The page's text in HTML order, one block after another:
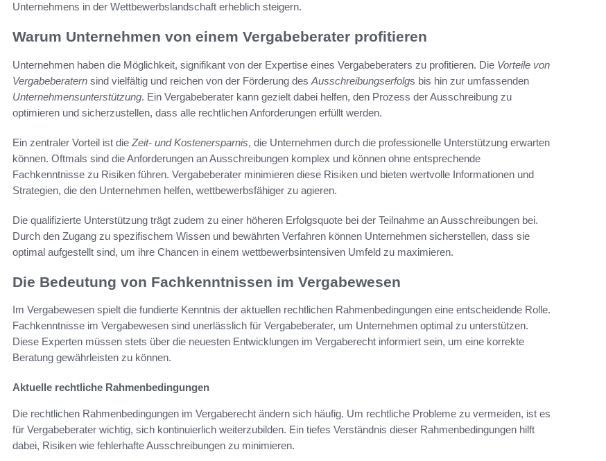
Unternehmens in der Wettbewerbslandschaft erheblich steigern.
Warum Unternehmen von einem Vergabeberater profitieren
Unternehmen haben die Möglichkeit, signifikant von der Expertise eines Vergabeberaters zu profitieren. Die Vorteile von
Vergabeberatern sind vielfältig und reichen von der Förderung des Ausschreibungserfolgs bis hin zur umfassenden
Unternehmensunterstützung. Ein Vergabeberater kann gezielt dabei helfen, den Prozess der Ausschreibung zu
optimieren und sicherzustellen, dass alle rechtlichen Anforderungen erfüllt werden.
Ein zentraler Vorteil ist die Zeit- und Kostenersparnis, die Unternehmen durch die professionelle Unterstützung erwarten
können. Oftmals sind die Anforderungen an Ausschreibungen komplex und können ohne entsprechende
Fachkenntnisse zu Risiken führen. Vergabeberater minimieren diese Risiken und bieten wertvolle Informationen und
Strategien, die den Unternehmen helfen, wettbewerbsfähiger zu agieren.
Die qualifizierte Unterstützung trägt zudem zu einer höheren Erfolgsquote bei der Teilnahme an Ausschreibungen bei.
Durch den Zugang zu spezifischem Wissen und bewährten Verfahren können Unternehmen sicherstellen, dass sie
optimal aufgestellt sind, um ihre Chancen in einem wettbewerbsintensiven Umfeld zu maximieren.
Die Bedeutung von Fachkenntnissen im Vergabewesen
Im Vergabewesen spielt die fundierte Kenntnis der aktuellen rechtlichen Rahmenbedingungen eine entscheidende Rolle.
Fachkenntnisse im Vergabewesen sind unerlässlich für Vergabeberater, um Unternehmen optimal zu unterstützen.
Diese Experten müssen stets über die neuesten Entwicklungen im Vergaberecht informiert sein, um eine korrekte
Beratung gewährleisten zu können.
Aktuelle rechtliche Rahmenbedingungen
Die rechtlichen Rahmenbedingungen im Vergaberecht ändern sich häufig. Um rechtliche Probleme zu vermeiden, ist es
für Vergabeberater wichtig, sich kontinuierlich weiterzubilden. Ein tiefes Verständnis dieser Rahmenbedingungen hilft
dabei, Risiken wie fehlerhafte Ausschreibungen zu minimieren.